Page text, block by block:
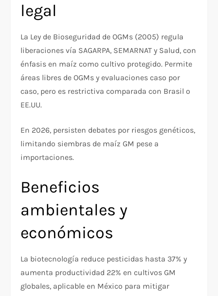
legal
La Ley de Bioseguridad de OGMs (2005) regula
liberaciones vía SAGARPA, SEMARNAT y Salud, con
énfasis en maíz como cultivo protegido. Permite
áreas libres de OGMs y evaluaciones caso por
caso, pero es restrictiva comparada con Brasil o
EE.UU.
En 2026, persisten debates por riesgos genéticos,
limitando siembras de maíz GM pese a
importaciones.
Beneficios
ambientales y
económicos
La biotecnología reduce pesticidas hasta 37% y
aumenta productividad 22% en cultivos GM
globales, aplicable en México para mitigar